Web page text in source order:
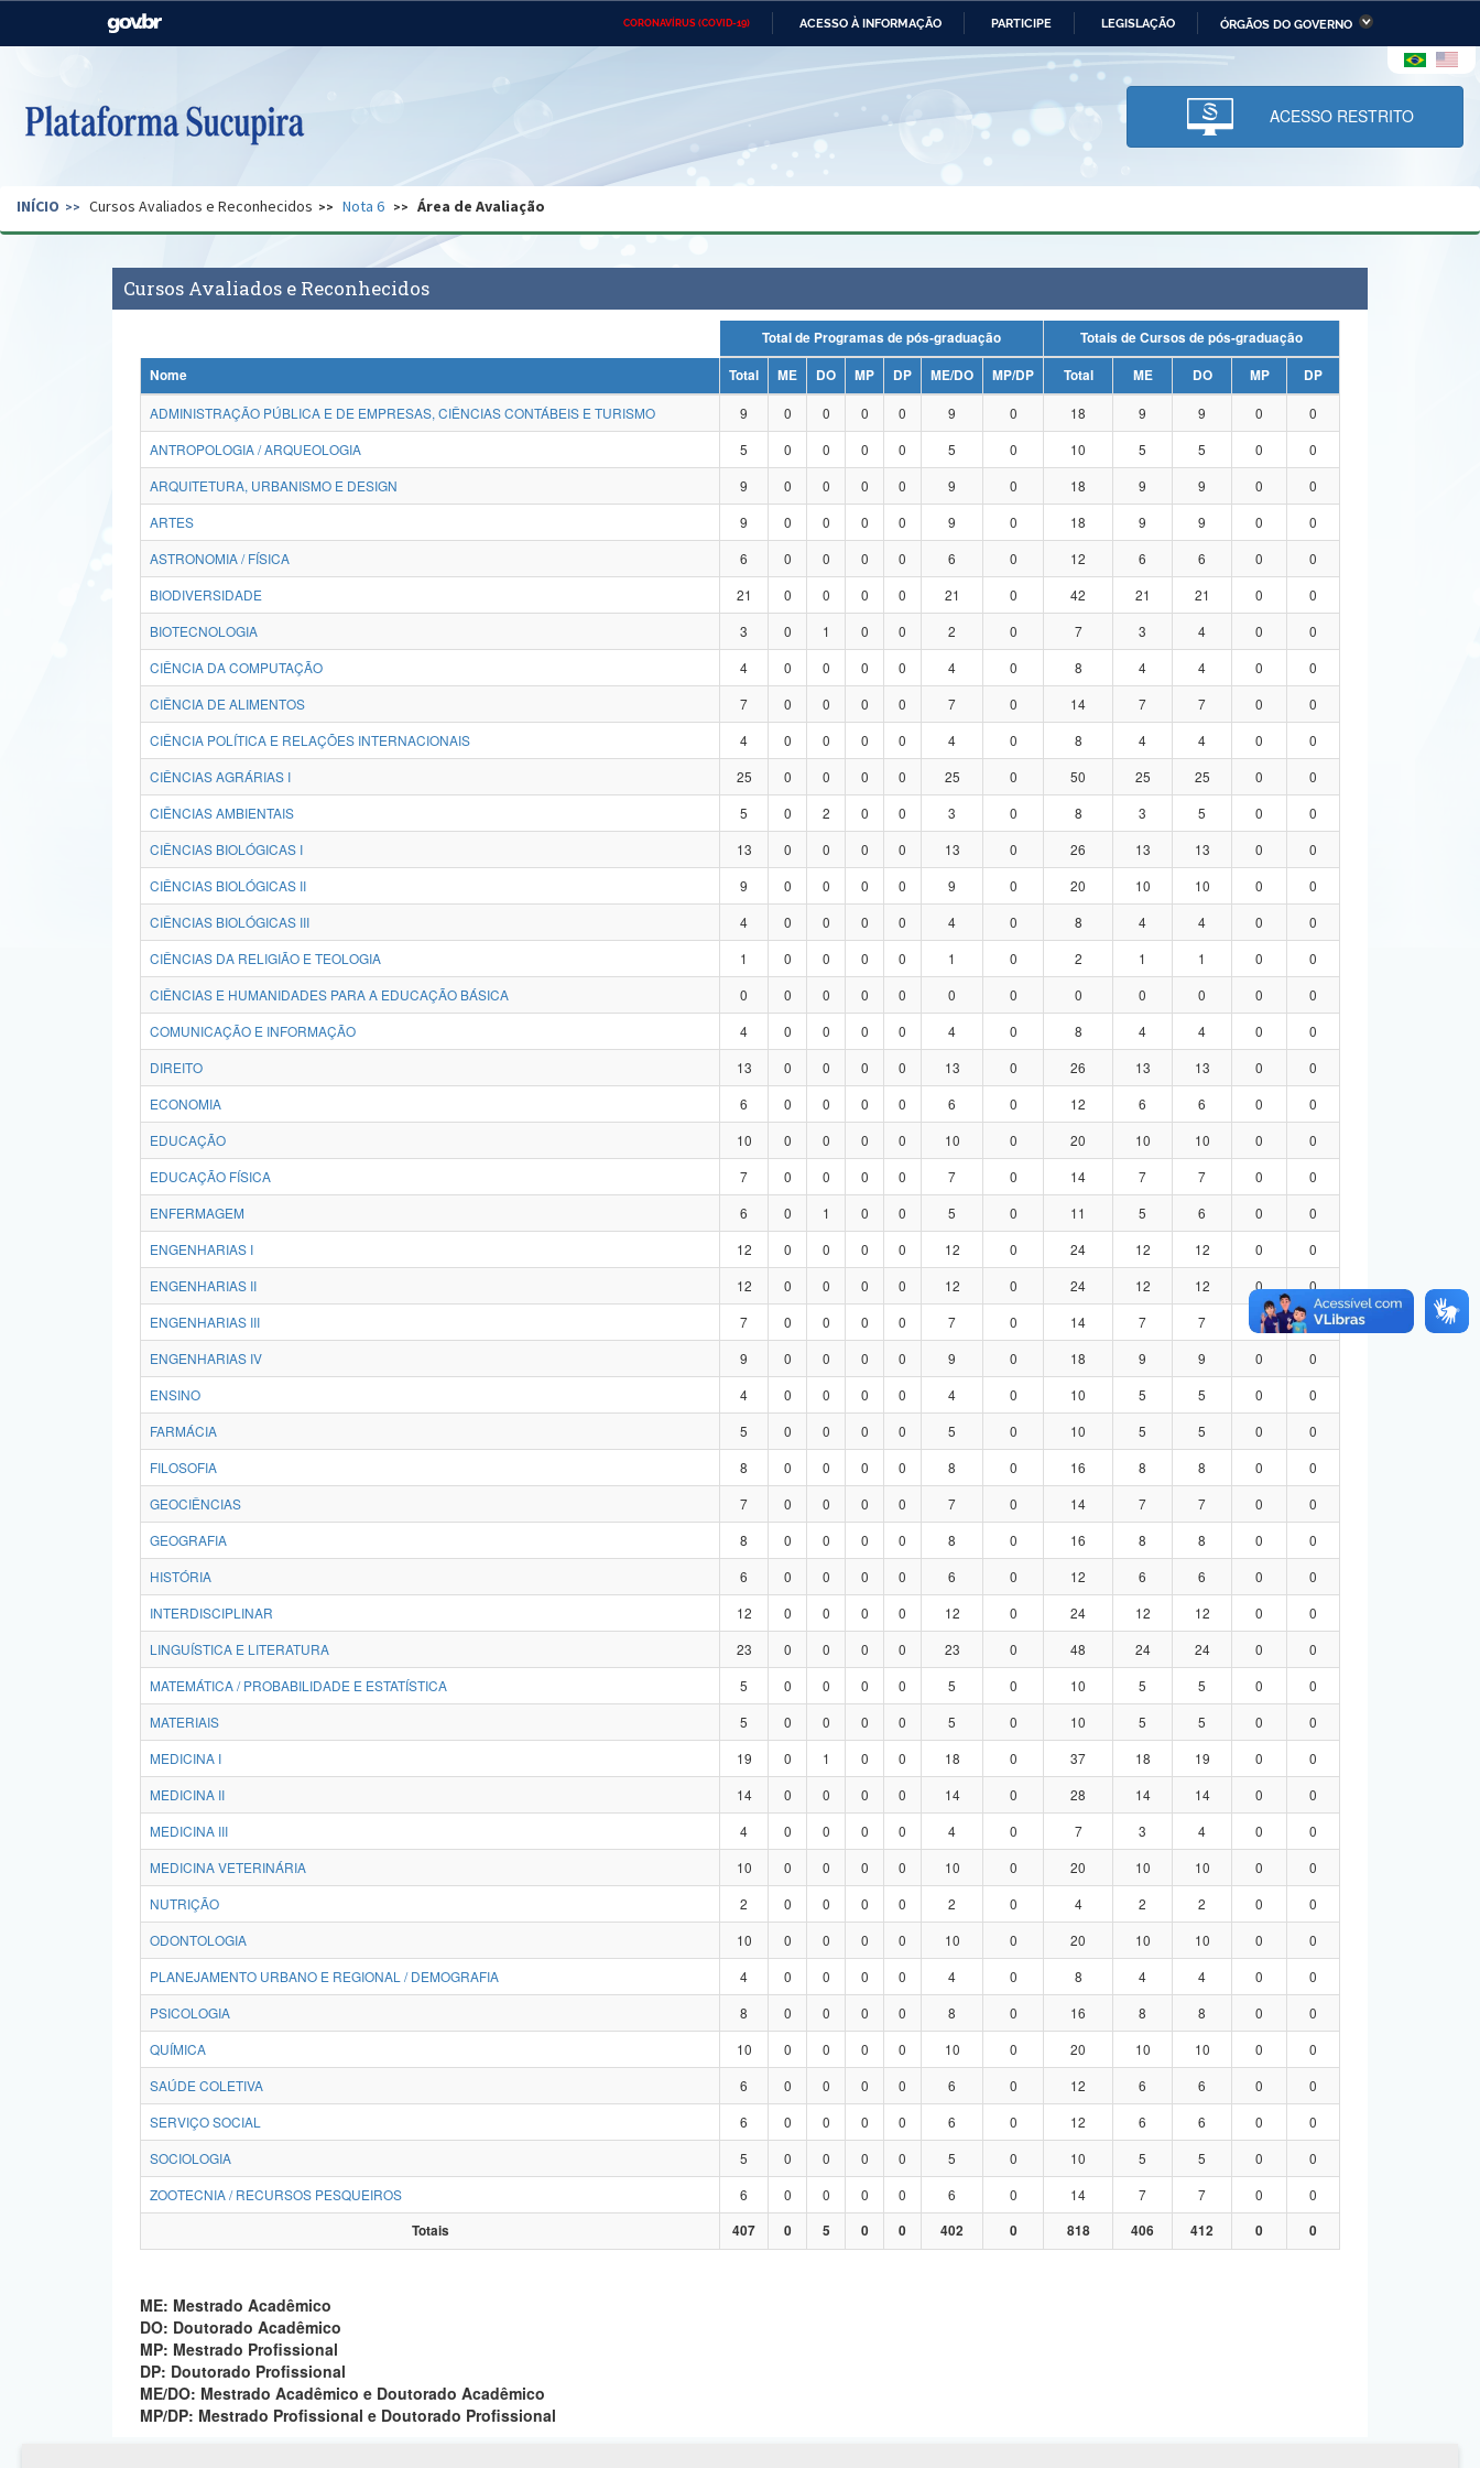
CORONAVÍRUS (COVID-19) ACESSO À INFORMAÇÃO PARTICIPE LEGISLAÇÃO ÓRGÃOS DO GOVERNO
Casa Civil Ministério das Relações Ministério da Economia Ministério da Infraestrutura
Pecuária e Abastecimento
Ministério da Ciência,
Tecnologia, Inovações e
Comunicações
Ministério do Desenvolvimento
Regional e dos Direitos Humanos
Secretaria de Governo Gabinete de Segurança Advocacia-Geral da União Banco Central do Brasil Planalto
ACESSO RESTRITO
INÍCIO Cursos Avaliados e Reconhecidos Nota 6 Área de Avaliação
Cursos Avaliados e Reconhecidos
Total de Programas de pós-graduação
Totais de Cursos de pós-graduação
Nome
Total ME DO MP DP ME/DO MP/DP Total ME DO MP
DP
ADMINISTRAÇÃO PÚBLICA E DE EMPRESAS, CIÊNCIAS CONTÁBEIS E TURISMO
9 0 0 0 0 9 0 18 9 9 0
0
ANTROPOLOGIA / ARQUEOLOGIA
5 0 0 0 0 5 0 10 5 5 0
0
ARQUITETURA, URBANISMO E DESIGN
9 0 0 0 0 9 0 18 9 9 0
0
ARTES
9 0 0 0 0 9 0 18 9 9 0
0
ASTRONOMIA / FÍSICA
6 0 0 0 0 6 0 12 6 6 0
0
BIODIVERSIDADE
21 0 0 0 0 21 0 42 21 21 0
0
BIOTECNOLOGIA
3 0 1 0 0 2 0 7 3 4 0
0
CIÊNCIA DA COMPUTAÇÃO
4 0 0 0 0 4 0 8 4 4 0
0
CIÊNCIA DE ALIMENTOS
7 0 0 0 0 7 0 14 7 7 0
0
CIÊNCIA POLÍTICA E RELAÇÕES INTERNACIONAIS
4 0 0 0 0 4 0 8 4 4 0
0
CIÊNCIAS AGRÁRIAS I
25 0 0 0 0 25 0 50 25 25 0
0
CIÊNCIAS AMBIENTAIS
5 0 2 0 0 3 0 8 3 5 0
0
CIÊNCIAS BIOLÓGICAS I
13 0 0 0 0 13 0 26 13 13 0
0
CIÊNCIAS BIOLÓGICAS II
9 0 0 0 0 9 0 20 10 10 0
0
CIÊNCIAS BIOLÓGICAS III
4 0 0 0 0 4 0 8 4 4 0
0
CIÊNCIAS DA RELIGIÃO E TEOLOGIA
1 0 0 0 0 1 0 2 1 1 0
0
CIÊNCIAS E HUMANIDADES PARA A EDUCAÇÃO BÁSICA
0 0 0 0 0 0 0 0 0 0 0
0
COMUNICAÇÃO E INFORMAÇÃO
4 0 0 0 0 4 0 8 4 4 0
0
DIREITO
13 0 0 0 0 13 0 26 13 13 0
0
ECONOMIA
6 0 0 0 0 6 0 12 6 6 0
0
EDUCAÇÃO
10 0 0 0 0 10 0 20 10 10 0
0
EDUCAÇÃO FÍSICA
7 0 0 0 0 7 0 14 7 7 0
0
ENFERMAGEM
6 0 1 0 0 5 0 11 5 6 0
0
ENGENHARIAS I
12 0 0 0 0 12 0 24 12 12 0
0
ENGENHARIAS II
12 0 0 0 0 12 0 24 12 12 0
0
ENGENHARIAS III
7 0 0 0 0 7 0 14 7 7 0
0
ENGENHARIAS IV
9 0 0 0 0 9 0 18 9 9 0
0
ENSINO
4 0 0 0 0 4 0 10 5 5 0
0
FARMÁCIA
5 0 0 0 0 5 0 10 5 5 0
0
FILOSOFIA
8 0 0 0 0 8 0 16 8 8 0
0
GEOCIÊNCIAS
7 0 0 0 0 7 0 14 7 7 0
0
GEOGRAFIA
8 0 0 0 0 8 0 16 8 8 0
0
HISTÓRIA
6 0 0 0 0 6 0 12 6 6 0
0
INTERDISCIPLINAR
12 0 0 0 0 12 0 24 12 12 0
0
LINGUÍSTICA E LITERATURA
23 0 0 0 0 23 0 48 24 24 0
0
MATEMÁTICA / PROBABILIDADE E ESTATÍSTICA
5 0 0 0 0 5 0 10 5 5 0
0
MATERIAIS
5 0 0 0 0 5 0 10 5 5 0
0
MEDICINA I
19 0 1 0 0 18 0 37 18 19 0
0
MEDICINA II
14 0 0 0 0 14 0 28 14 14 0
0
MEDICINA III
4 0 0 0 0 4 0 7 3 4 0
0
MEDICINA VETERINÁRIA
10 0 0 0 0 10 0 20 10 10 0
0
NUTRIÇÃO
2 0 0 0 0 2 0 4 2 2 0
0
ODONTOLOGIA
10 0 0 0 0 10 0 20 10 10 0
0
PLANEJAMENTO URBANO E REGIONAL / DEMOGRAFIA
4 0 0 0 0 4 0 8 4 4 0
0
PSICOLOGIA
8 0 0 0 0 8 0 16 8 8 0
0
QUÍMICA
10 0 0 0 0 10 0 20 10 10 0
0
SAÚDE COLETIVA
6 0 0 0 0 6 0 12 6 6 0
0
SERVIÇO SOCIAL
6 0 0 0 0 6 0 12 6 6 0
0
SOCIOLOGIA
5 0 0 0 0 5 0 10 5 5 0
0
ZOOTECNIA / RECURSOS PESQUEIROS
6 0 0 0 0 6 0 14 7 7 0
0
Totais
407 0 5 0 0 402 0 818 406 412 0 0
ME: Mestrado Acadêmico
DO: Doutorado Acadêmico
MP: Mestrado Profissional
DP: Doutorado Profissional
ME/DO: Mestrado Acadêmico e Doutorado Acadêmico
MP/DP: Mestrado Profissional e Doutorado Profissional